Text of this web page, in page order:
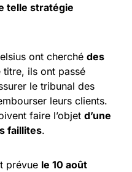
telle stratégie
ont cherché des
titre, ils ont passé
le tribunal des
leurs clients.
faire l’objet d’une
faillites.
prévue le 10 août